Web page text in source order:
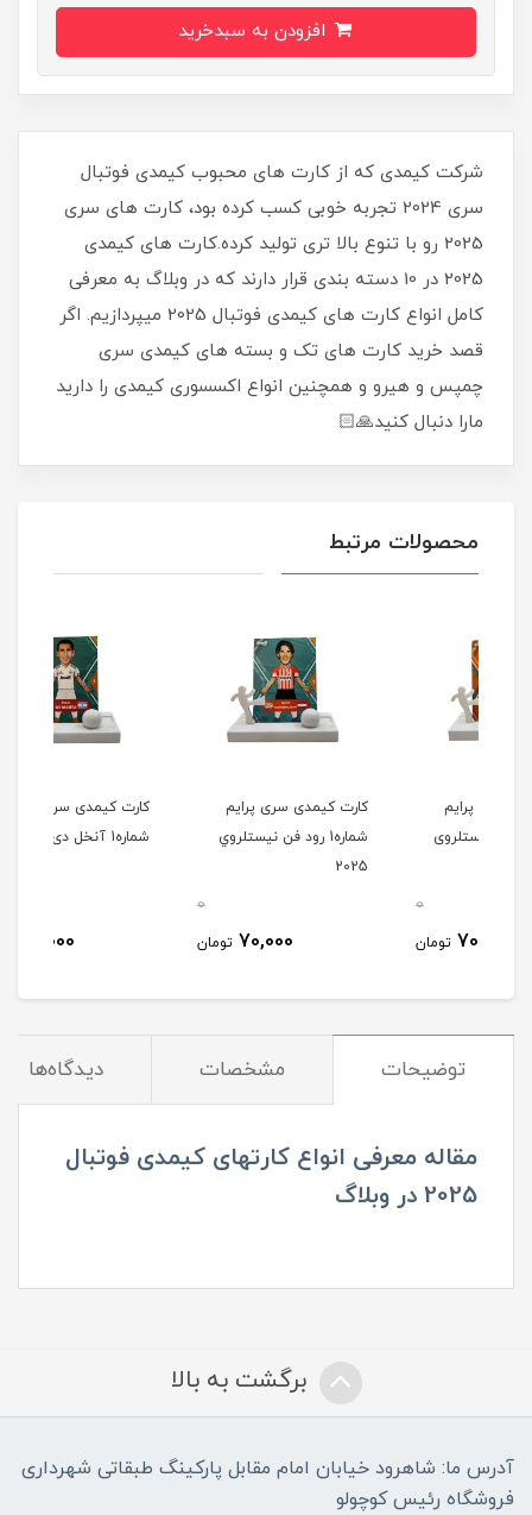
شرکت کیمدی که از کارت های محبوب کیمدی فوتبال
سری 2024 تجربه خوبی کسب کرده بود، کارت های سری
2025 رو با تنوع بالا تری تولید کرده.کارت های کیمدی
2025 در 10 دسته بندی قرار دارند که در وبلاگ به معرفی
کامل انواع کارت های کیمدی فوتبال 2025 میپردازیم. اگر
قصد خرید کارت های تک و بسته های کیمدی سری
چمپس و هیرو و همچنین انواع اکسسوری کیمدی را دارید
مارا دنبال کنید🙏🏻
محصولات مرتبط
کارت کیمدی سری پرایم
شماره1 رود فن نیستلروي
تومان
کارت کیمدی سری پرایم
شماره1 آنخل دی ماریا 2025
تومان
توضیحات مشخصات دیدگاه‌ها
مقاله معرفی انواع کارتهای کیمدی فوتبال
2025 در وبلاگ
برگشت به بالا
آدرس ما: شاهرود خیابان امام مقابل پارکینگ طبقاتی شهرداری
فروشگاه رئیس کوچولو